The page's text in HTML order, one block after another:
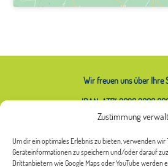
Zustimmung
Um dir ein optimales Erlebnis zu bieten, verwenden wir
Geräteinformationen zu speichern und/oder darauf
Drittanbietern wie Google Maps oder YouTube werden
Wir freuen uns über Ihre
IBAN: AT74 2020 2000